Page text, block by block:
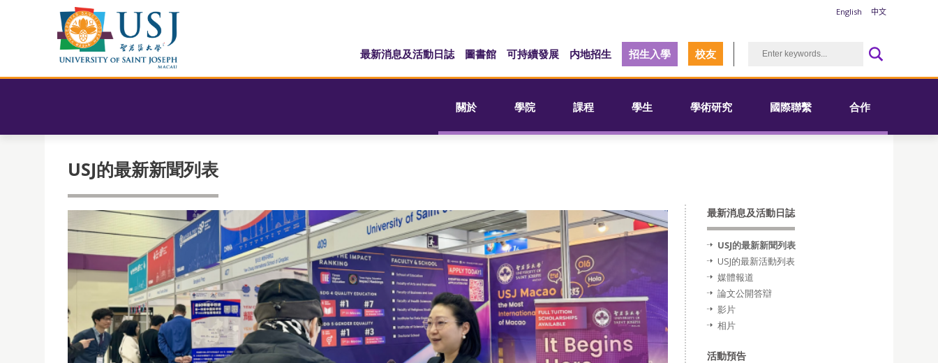
English 中文
最新消息及活動日誌 圖書館 可持續發展 内地招生 招生入學 校友
關於 學院 課程 學生 學術研究 國際聯繫 合作
USJ的最新新聞列表
最新消息及活動日誌
USJ的最新新聞列表
USJ的最新活動列表
媒體報道
論文公開答辯
影片
相片
活動預告